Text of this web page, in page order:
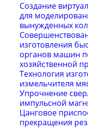
Создание
для
вынужденных
изготовления
органов машин
хозяйственной
Технология
измельчителя
Упрочнение
импульсной
Цанговое
прекращения